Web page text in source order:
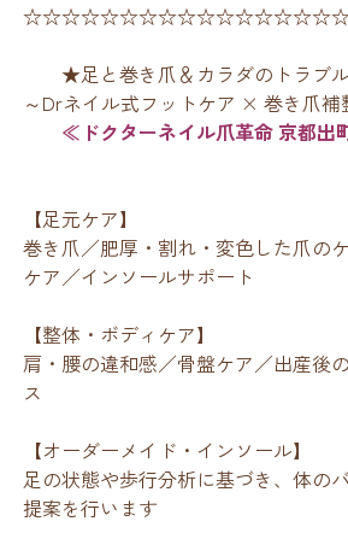
★足と巻き爪＆カラダのトラブ
～Drネイル式フットケア × 巻き爪
≪ドクターネイル爪革命 京都出
【足元ケア】
巻き爪／肥厚・割れ・変色した爪の
ケア／インソールサポート
【整体・ボディケア】
肩・腰の違和感／骨盤ケア／出産後
ス
【オーダーメイド・インソール】
足の状態や歩行分析に基づき、体の
提案を行います